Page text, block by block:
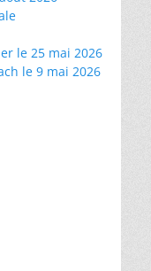
le 25 mai 2026
le 9 mai 2026